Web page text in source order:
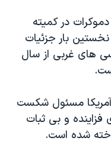
در کمیته
بار جزئیات
های غربی از سال
مسئول شکست
و بی ثبات
شده است.